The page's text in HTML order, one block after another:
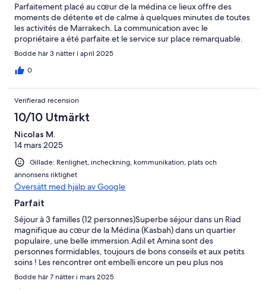
Parfaitement placé au cœur de la médina ce lieux offre des
moments de détente et de calme à quelques minutes de toutes
les activités de Marrakech. La communication avec le
propriétaire a été parfaite et le service sur place remarquable.
Bodde här 3 nätter i april 2025
0
Verifierad recension
10/10 Utmärkt
Nicolas M.
14 mars 2025
Gillade: Renlighet, incheckning, kommunikation, plats och
annonsens riktighet
Översätt med hjälp av Google
Parfait
Séjour à 3 familles (12 personnes)Superbe séjour dans un Riad
magnifique au cœur de la Médina (Kasbah) dans un quartier
populaire, une belle immersion.Adil et Amina sont des
personnes formidables, toujours de bons conseils et aux petits
soins ! Les rencontrer ont embelli encore un peu plus nos
vacances.Merci à eux et également à Salim pour leur
Bodde här 7 nätter i mars 2025